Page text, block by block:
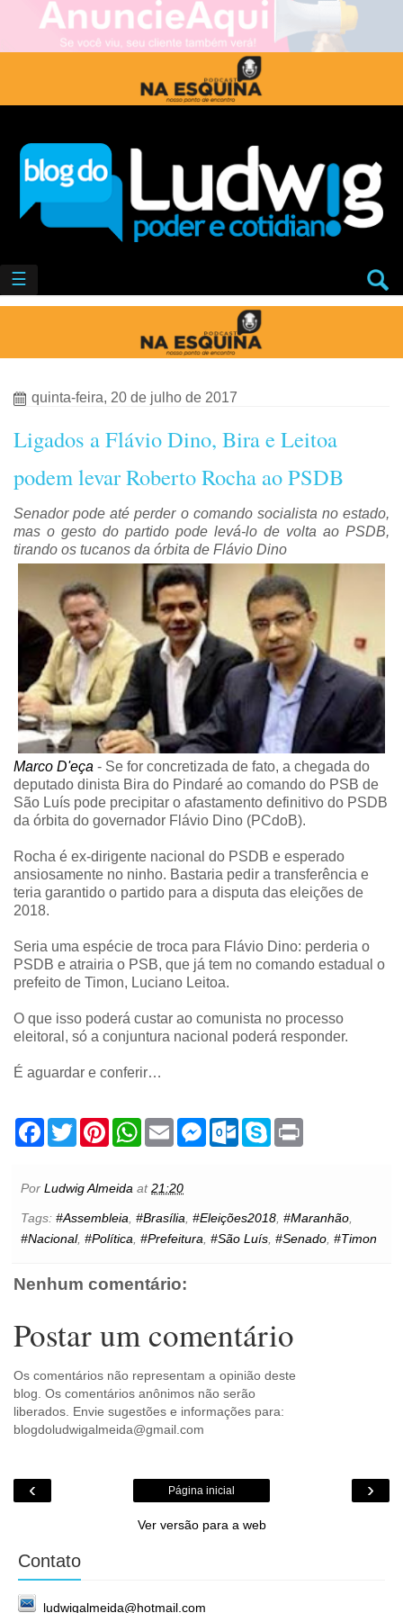
☰
quinta-feira, 20 de julho de 2017
Ligados a Flávio Dino, Bira e Leitoa
podem levar Roberto Rocha ao PSDB
Senador pode até perder o comando socialista no estado,
mas o gesto do partido pode levá-lo de volta ao PSDB,
tirando os tucanos da órbita de Flávio Dino
Marco D'eça - Se for concretizada de fato, a chegada do
deputado dinista Bira do Pindaré ao comando do PSB de
São Luís pode precipitar o afastamento definitivo do PSDB
da órbita do governador Flávio Dino (PCdoB).
Rocha é ex-dirigente nacional do PSDB e esperado
ansiosamente no ninho. Bastaria pedir a transferência e
teria garantido o partido para a disputa das eleições de
2018.
Seria uma espécie de troca para Flávio Dino: perderia o
PSDB e atrairia o PSB, que já tem no comando estadual o
prefeito de Timon, Luciano Leitoa.
O que isso poderá custar ao comunista no processo
eleitoral, só a conjuntura nacional poderá responder.
É aguardar e conferir…
F
b
o
k
T
w
t
e
P
e
r
e
s
t
W
s
A
p
p
E
m
l
M
e
g
e
O
.
c
S
Por Ludwig Almeida at21:20
Tags: #Assembleia, #Brasília, #Eleições2018, #Maranhão,
#Nacional, #Política, #Prefeitura, #São Luís, #Senado, #Timon
Nenhum comentário:
Postar um comentário
Os comentários não representam a opinião deste
blog. Os comentários anônimos não serão
liberados. Envie sugestões e informações para:
blogdoludwigalmeida@gmail.com
‹ ›
Página inicial
Ver versão para a web
Contato
ludwigalmeida@hotmail.com